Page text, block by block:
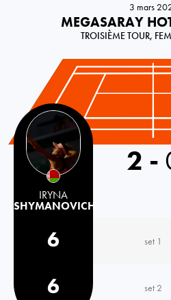
3 mars
MEGASARAY
TROISIÈME TOUR,
Belarus
IRYNA
SHYMANOVICH
2 -
6 set 1
6
set 2